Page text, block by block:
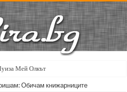
Мей Олкът
големия поет винаги е и сила, и
Обичам книжарниците